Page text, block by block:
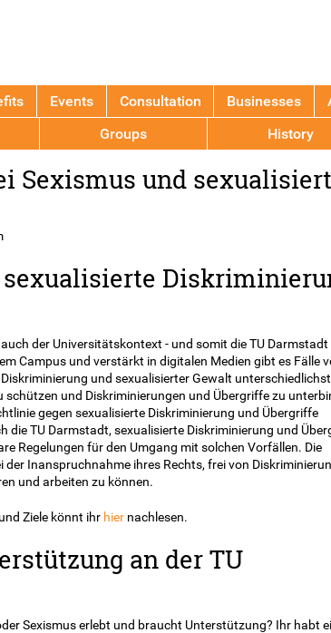
Sexismus und
der Universitätskontext - und somit die TU Darmstadt
Campus und verstärkt in digitalen Medien gibt es Fälle
und sexualisierter Gewalt
und Diskriminierungen und Übergriffe zu
gegen sexualisierte Diskriminierung und Übergriffe
die TU Darmstadt, sexualisierte Diskriminierung und
Regelungen für den Umgang mit solchen Vorfällen. Die
Inanspruchnahme ihres Rechts, frei von
und arbeiten zu können.
Ziele könnt ihr hier nachlesen.
an der TU
Sexismus erlebt und braucht Unterstützung? Ihr habt
Events Consultation Businesses
Groups History